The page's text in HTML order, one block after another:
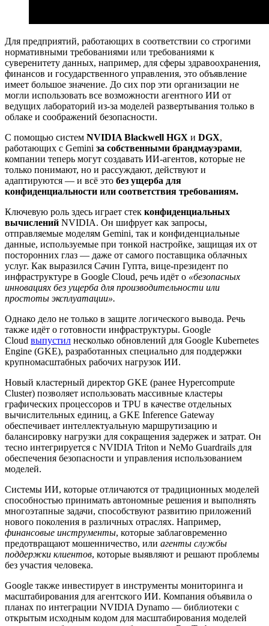
Для предприятий, работающих в соответствии со строгими
нормативными требованиями или требованиями к
суверенитету данных, например, для сферы здравоохранения,
финансов и государственного управления, это объявление
имеет большое значение. До сих пор эти организации не
могли использовать все возможности агентного ИИ от
ведущих лабораторий из-за моделей развертывания только в
облаке и соображений безопасности.
С помощью систем NVIDIA Blackwell HGX и DGX,
работающих с Gemini за собственными брандмауэрами,
компании теперь могут создавать ИИ-агентов, которые не
только понимают, но и рассуждают, действуют и
адаптируются — и всё это без ущерба для
конфиденциальности или соответствия требованиям.
Ключевую роль здесь играет стек конфиденциальных
вычислений NVIDIA. Он шифрует как запросы,
отправляемые моделям Gemini, так и конфиденциальные
данные, используемые при тонкой настройке, защищая их от
посторонних глаз — даже от самого поставщика облачных
услуг. Как выразился Сачин Гупта, вице-президент по
инфраструктуре в Google Cloud, речь идёт о «безопасных
инновациях без ущерба для производительности или
простоты эксплуатации».
Однако дело не только в защите логического вывода. Речь
также идёт о готовности инфраструктуры. Google
Cloud выпустил несколько обновлений для Google Kubernetes
Engine (GKE), разработанных специально для поддержки
крупномасштабных рабочих нагрузок ИИ.
Новый кластерный директор GKE (ранее Hypercompute
Cluster) позволяет использовать массивные кластеры
графических процессоров и TPU в качестве отдельных
вычислительных единиц, а GKE Inference Gateway
обеспечивает интеллектуальную маршрутизацию и
балансировку нагрузки для сокращения задержек и затрат. Он
тесно интегрируется с NVIDIA Triton и NeMo Guardrails для
обеспечения безопасности и управления использованием
моделей.
Системы ИИ, которые отличаются от традиционных моделей
способностью принимать автономные решения и выполнять
многоэтапные задачи, способствуют развитию приложений
нового поколения в различных отраслях. Например,
финансовые инструменты, которые заблаговременно
предотвращают мошенничество, или агенты службы
поддержки клиентов, которые выявляют и решают проблемы
без участия человека.
Google также инвестирует в инструменты мониторинга и
масштабирования для агентского ИИ. Компания объявила о
планах по интеграции NVIDIA Dynamo — библиотеки с
открытым исходным кодом для масштабирования моделей